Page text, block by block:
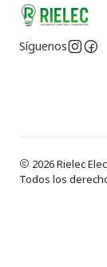
Síguenos
2026 Rielec
Todos los